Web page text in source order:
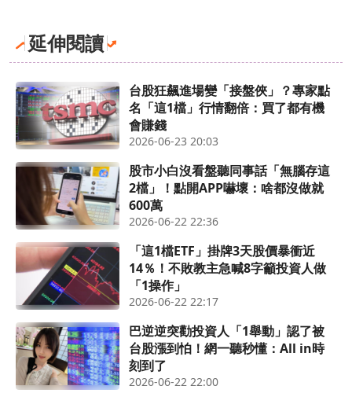
延伸閱讀
台股狂飆進場變「接盤俠」？專家點
名「這1檔」行情翻倍：買了都有機
會賺錢
2026-06-23 20:03
股市小白沒看盤聽同事話「無腦存這
2檔」！點開APP嚇壞：啥都沒做就
600萬
2026-06-22 22:36
「這1檔ETF」掛牌3天股價暴衝近
14％！不敗教主急喊8字籲投資人做
「1操作」
2026-06-22 22:17
巴逆逆突勸投資人「1舉動」認了被
台股漲到怕！網一聽秒懂：All in時
刻到了
2026-06-22 22:00